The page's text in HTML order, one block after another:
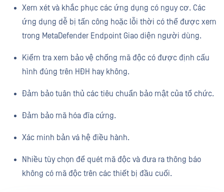
Xem xét và khắc phục các ứng dụng có nguy cơ. Các
ứng dụng dễ bị tấn công hoặc lỗi thời có thể được xem
trong MetaDefender Endpoint Giao diện người dùng.
Kiểm tra xem bảo vệ chống mã độc có được định cấu
hình đúng trên HĐH hay không.
Đảm bảo tuân thủ các tiêu chuẩn bảo mật của tổ chức.
Đảm bảo mã hóa đĩa cứng.
Xác minh bản vá hệ điều hành.
Nhiều tùy chọn để quét mã độc và đưa ra thông báo
không có mã độc trên các thiết bị đầu cuối.